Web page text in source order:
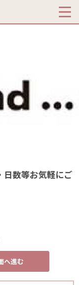
数等お気軽にご
へ進む